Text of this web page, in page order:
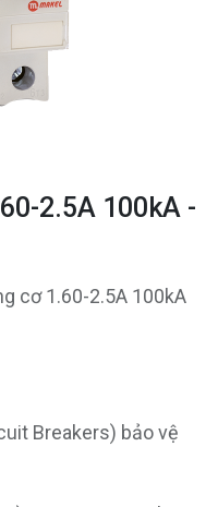
2.5A 100kA -
cơ 1.60-2.5A 100kA
Breakers) bảo vệ